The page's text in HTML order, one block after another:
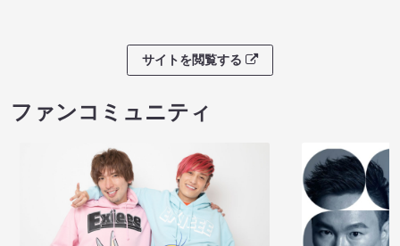
サイトを閲覧する
ファンコミュニティ